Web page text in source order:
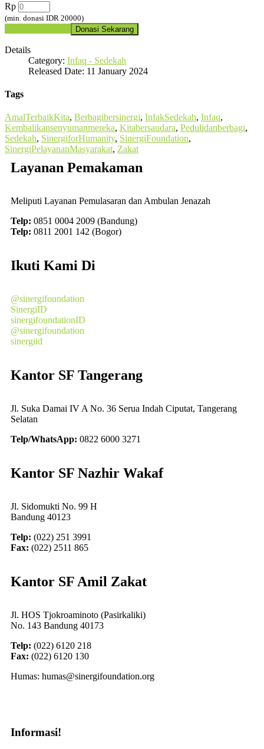
Rp
(min. donasi IDR 20000)
Details
Category: Infaq - Sedekah
Released Date: 11 January 2024
Tags
AmalTerbaikKita, Berbagibersinergi, InfakSedekah, Infaq,
Kembalikansenyumanmereka, Kitabersaudara, Pedulidanberbagi,
Sedekah, SinergiforHumanity, SinergiFoundation,
SinergiPelayananMasyarakat, Zakat
Layanan Pemakaman
Meliputi Layanan Pemulasaran dan Ambulan Jenazah
Telp: 0851 0004 2009 (Bandung)
Telp: 0811 2001 142 (Bogor)
Ikuti Kami Di
@sinergifoundation
SinergiID
sinergifoundationID
@sinergifoundation
sinergiid
Kantor SF Tangerang
Jl. Suka Damai IV A No. 36 Serua Indah Ciputat, Tangerang
Selatan
Telp/WhatsApp: 0822 6000 3271
Kantor SF Nazhir Wakaf
Jl. Sidomukti No. 99 H
Bandung 40123
Telp: (022) 251 3991
Fax: (022) 2511 865
Kantor SF Amil Zakat
Jl. HOS Tjokroaminoto (Pasirkaliki)
No. 143 Bandung 40173
Telp: (022) 6120 218
Fax: (022) 6120 130
Humas: humas@sinergifoundation.org
Informasi!